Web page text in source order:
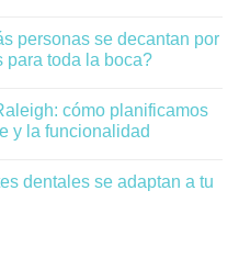
personas se decantan por
para toda la boca?
cómo planificamos
y la funcionalidad
dentales se adaptan a tu